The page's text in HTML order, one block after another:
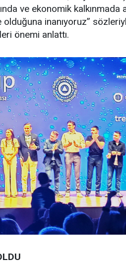
ve ekonomik kalkınmada
olduğuna inanıyoruz”
önemi anlattı.